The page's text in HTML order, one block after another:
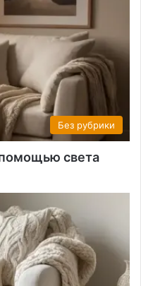
Без рубрики
света